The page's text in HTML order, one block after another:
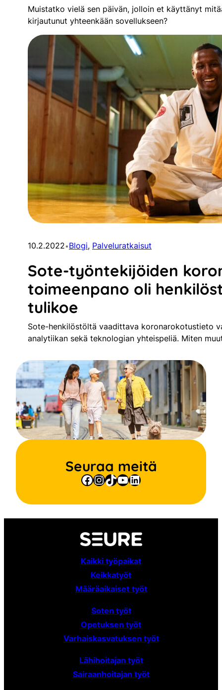
Muistatko vielä sen päivän, jolloin et käyttänyt
kirjautunut yhteenkään sovellukseen?
10.2.2022•Blogi, Palveluratkaisut
Sote-työntekijöiden
toimeenpano oli
tulikoe
Sote-henkilöstöltä vaadittava koronarokotustieto
analytiikan sekä teknologian yhteispeliä. Miten
Seuraa meitä
Facebook
Instagram
TikTok
YouTube
LinkedIn
Kaikki työpaikat
Keikkatyöt
Määräaikaiset työt
Soten työt
Opetuksen työt
Varhaiskasvatuksen työt
Lähihoitajan työt
Sairaanhoitajan työt